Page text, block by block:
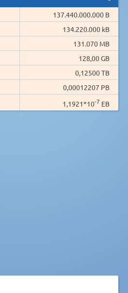
137.440.000.000 B
134.220.000 kB
131.070 MB
128,00 GB
0,12500 TB
0,00012207 PB
1,1921*10-7 EB